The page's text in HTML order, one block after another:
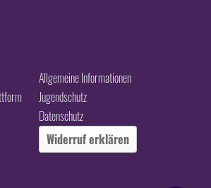
Allgemeine Informationen
Jugendschutz
Datenschutz
Widerruf erklären